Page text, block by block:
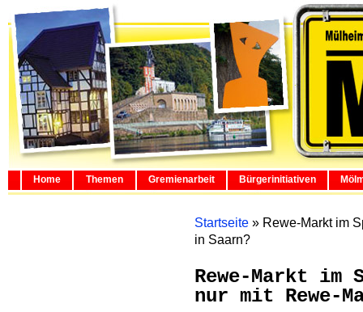
Home Themen Gremienarbeit Bürgerinitiativen
Startseite » Rewe-Markt im
in Saarn?
Rewe-Markt im
nur mit Rewe-